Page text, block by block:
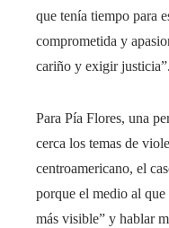
que tenía tiempo para
comprometida y
cariño y exigir justicia”.
Para Pía Flores, una
cerca los temas de
centroamericano, el
porque el medio al
más visible” y hablar